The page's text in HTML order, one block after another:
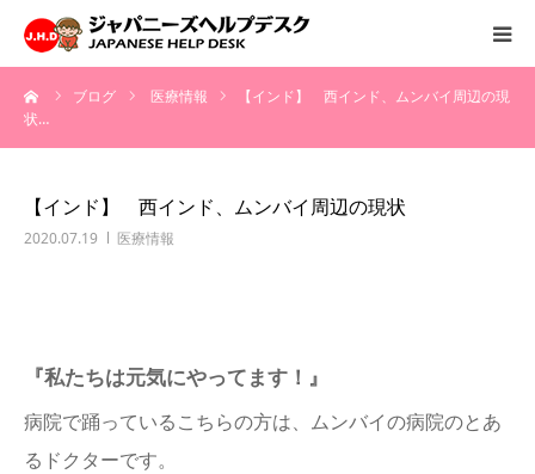
ブログ 医療情報
【インド】 西インド、ムンバイ周辺の現
状…
【インド】 西インド、ムンバイ周辺の現状
2020.07.19
医療情報
『私たちは元気にやってます！』
病院で踊っているこちらの方は、ムンバイの病院のとあ
るドクターです。
HOME
病院情報
お問い合わせ